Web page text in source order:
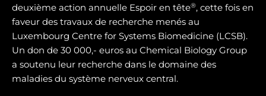
deuxième action annuelle Espoir en tête®, cette fois en
faveur des travaux de recherche menés au
Luxembourg Centre for Systems Biomedicine (LCSB).
Un don de 30 000,- euros au Chemical Biology Group
a soutenu leur recherche dans le domaine des
maladies du système nerveux central.